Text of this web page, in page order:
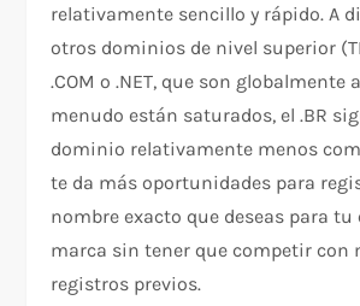
relativamente sencillo y rápido. A
otros dominios de nivel superior
.COM o .NET, que son globalmente
menudo están saturados, el .BR
dominio relativamente menos
te da más oportunidades para
nombre exacto que deseas para tu
marca sin tener que competir con
registros previos.